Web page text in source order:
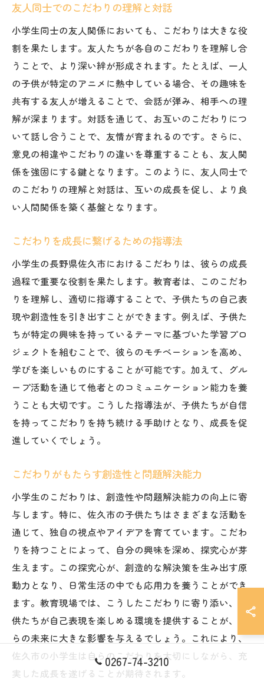
友人同士でのこだわりの理解と対話
小学生同士の友人関係においても、こだわりは大きな役
割を果たします。友人たちが各自のこだわりを理解し合
うことで、より深い絆が形成されます。たとえば、一人
の子供が特定のアニメに熱中している場合、その趣味を
共有する友人が増えることで、会話が弾み、相手への理
解が深まります。対話を通じて、お互いのこだわりにつ
いて話し合うことで、友情が育まれるのです。さらに、
意見の相違やこだわりの違いを尊重することも、友人関
係を強固にする鍵となります。このように、友人同士で
のこだわりの理解と対話は、互いの成長を促し、より良
い人間関係を築く基盤となります。
こだわりを成長に繋げるための指導法
小学生の長野県佐久市におけるこだわりは、彼らの成長
過程で重要な役割を果たします。教育者は、このこだわ
りを理解し、適切に指導することで、子供たちの自己表
現や創造性を引き出すことができます。例えば、子供た
ちが特定の興味を持っているテーマに基づいた学習プロ
ジェクトを組むことで、彼らのモチベーションを高め、
学びを楽しいものにすることが可能です。加えて、グル
ープ活動を通じて他者とのコミュニケーション能力を養
うことも大切です。こうした指導法が、子供たちが自信
を持ってこだわりを持ち続ける手助けとなり、成長を促
進していくでしょう。
こだわりがもたらす創造性と問題解決能力
小学生のこだわりは、創造性や問題解決能力の向上に寄
与します。特に、佐久市の子供たちはさまざまな活動を
通じて、独自の視点やアイデアを育てています。こだわ
りを持つことによって、自分の興味を深め、探究心が芽
生えます。この探究心が、創造的な解決策を生み出す原
動力となり、日常生活の中でも応用力を養うことができ
ます。教育現場では、こうしたこだわりに寄り添い、子
供たちが自己表現を楽しめる環境を提供することが、彼
らの未来に大きな影響を与えるでしょう。これにより、
佐久市の小学生は自らのこだわりを大切にしながら、充
実した成長を遂げることが期待されます。
0267-74-3210